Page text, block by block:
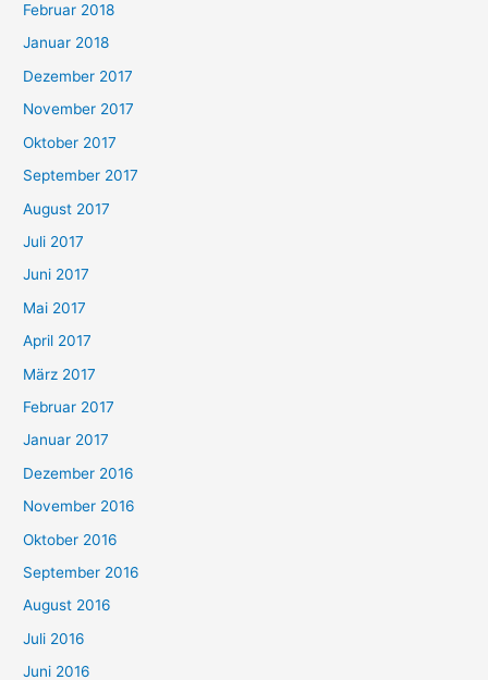
Februar 2018
Januar 2018
Dezember 2017
November 2017
Oktober 2017
September 2017
August 2017
Juli 2017
Juni 2017
Mai 2017
April 2017
März 2017
Februar 2017
Januar 2017
Dezember 2016
November 2016
Oktober 2016
September 2016
August 2016
Juli 2016
Juni 2016